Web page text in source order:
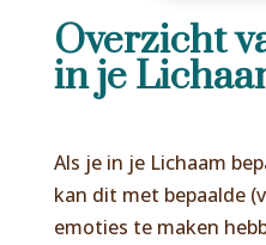
Overzicht
in je
Als je in je Lichaam
kan dit met bepaalde
emoties te maken